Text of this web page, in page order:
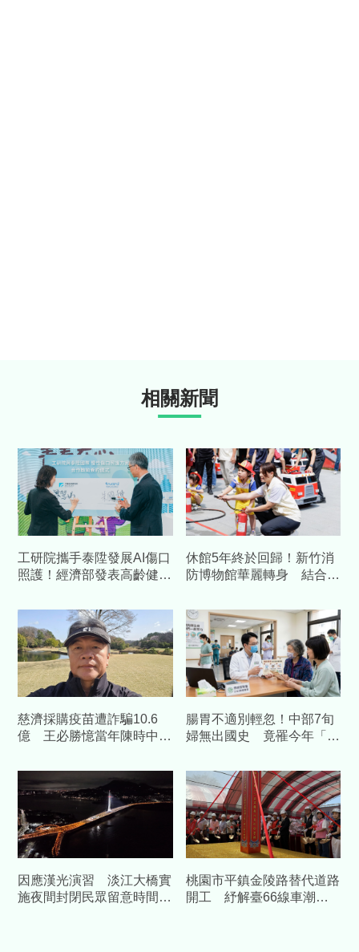
相關新聞
工研院攜手泰陞發展AI傷口
照護！經濟部發表高齡健康
休館5年終於回歸！新竹消
防博物館華麗轉身 結合科
慈濟採購疫苗遭詐騙10.6
億 王必勝憶當年陳時中睿
腸胃不適別輕忽！中部7旬
婦無出國史 竟罹今年「首
因應漢光演習 淡江大橋實
施夜間封閉民眾留意時間改
桃園市平鎮金陵路替代道路
開工 紓解臺66線車潮中